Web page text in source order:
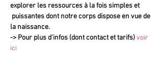
explorer les ressources à la fois simples et
puissantes dont notre corps dispose en vue de
la naissance.
-> Pour plus d'infos (dont contact et tarifs)voir
ici